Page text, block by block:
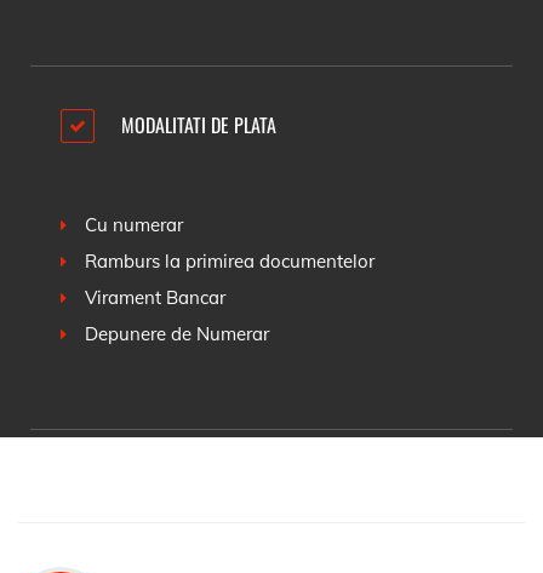
MODALITATI DE PLATA
Cu numerar
Ramburs la primirea documentelor
Virament Bancar
Depunere de Numerar